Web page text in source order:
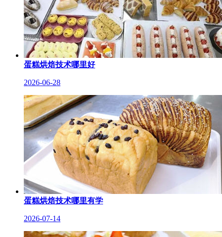
蛋糕烘焙技术哪里好
2026-06-28
蛋糕烘焙技术哪里有学
2026-07-14